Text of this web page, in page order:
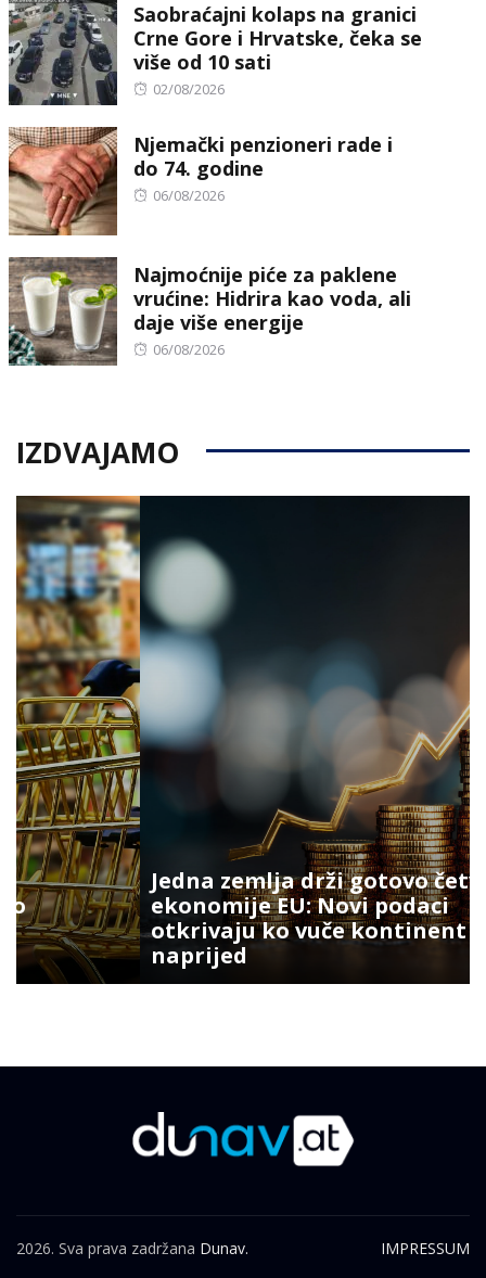
Saobraćajni kolaps na granici
Crne Gore i Hrvatske, čeka se
više od 10 sati
Posted
02/08/2026
Njemački penzioneri rade i
do 74. godine
Posted
06/08/2026
Najmoćnije piće za paklene
vrućine: Hidrira kao voda, ali
daje više energije
Posted
06/08/2026
IZDVAJAMO
Jedna zemlja drži gotovo četvrtinu
ekonomije EU: Novi podaci
otkrivaju ko vuče kontinent
naprijed
2026. Sva prava zadržana Dunav. IMPRESSUM